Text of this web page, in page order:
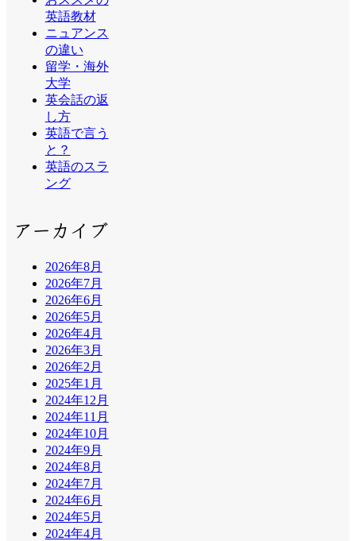
英語教材
ニュアンス
の違い
留学・海外
大学
英会話の返
し方
英語で言う
と？
英語のスラ
ング
アーカイブ
2026年8月
2026年7月
2026年6月
2026年5月
2026年4月
2026年3月
2026年2月
2025年1月
2024年12月
2024年11月
2024年10月
2024年9月
2024年8月
2024年7月
2024年6月
2024年5月
2024年4月